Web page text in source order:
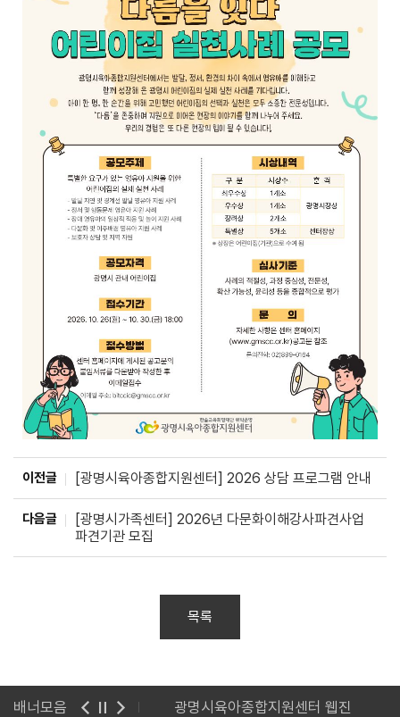
이전글 [광명시육아종합지원센터] 2026 상담 프로그램 안내
다음글
[광명시가족센터] 2026년 다문화이해강사파견사업
파견기관 모집
목록
배너모음
이버 연수원 광명시육아종합지원센터 웹진